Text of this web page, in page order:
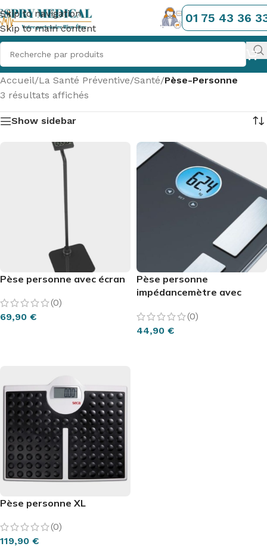
Skip to navigation
Skip to main content
01 75 43 36
Accueil/La Santé Préventive/Santé/Pèse-Personne
3 résultats affichés
Show sidebar
Pèse personne avec écran
(0)
69,90 €
Pèse personne
impédancemètre avec
(0)
44,90 €
Pèse personne XL
(0)
119,90 €